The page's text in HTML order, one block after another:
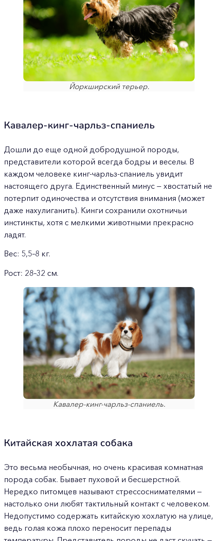
Йоркширский терьер.
Кавалер-кинг-чарльз-спаниель
Дошли до еще одной добродушной породы,
представители которой всегда бодры и веселы. В
каждом человеке кинг-чарльз-спаниель увидит
настоящего друга. Единственный минус — хвостатый не
потерпит одиночества и отсутствия внимания (может
даже нахулиганить). Кинги сохранили охотничьи
инстинкты, хотя с мелкими животными прекрасно
ладят.
Вес: 5,5–8 кг.
Рост: 28–32 см.
Кавалер-кинг-чарльз-спаниель.
Китайская хохлатая собака
Это весьма необычная, но очень красивая комнатная
порода собак. Бывает пуховой и бесшерстной.
Нередко питомцев называют стрессоснимателями —
настолько они любят тактильный контакт с человеком.
Недопустимо содержать китайскую хохлатую на улице,
ведь голая кожа плохо переносит перепады